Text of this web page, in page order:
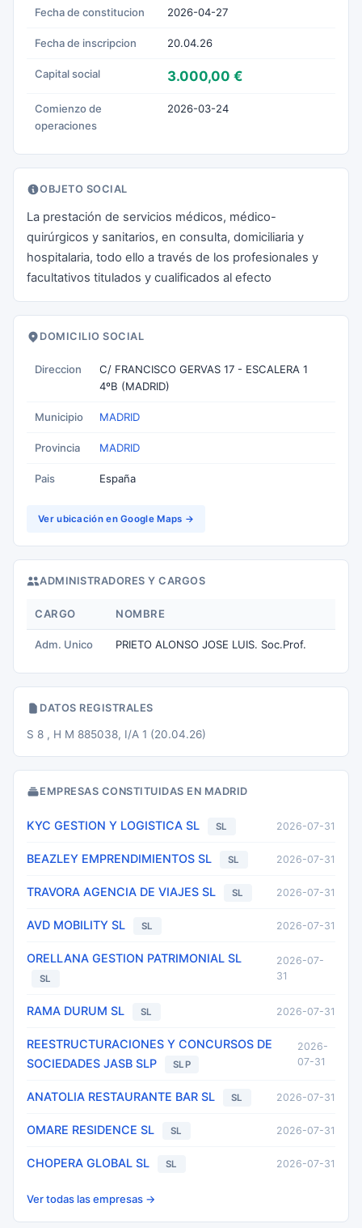
Fecha de constitucion 2026-04-27
Fecha de inscripcion 20.04.26
Capital social 3.000,00 €
Comienzo de
operaciones
2026-03-24
OBJETO SOCIAL
La prestación de servicios médicos, médico-
quirúrgicos y sanitarios, en consulta, domiciliaria y
hospitalaria, todo ello a través de los profesionales y
facultativos titulados y cualificados al efecto
DOMICILIO SOCIAL
Direccion
C/ FRANCISCO GERVAS 17 - ESCALERA 1
4ºB (MADRID)
Municipio MADRID
Provincia MADRID
Pais España
Ver ubicación en Google Maps →
ADMINISTRADORES Y CARGOS
CARGO NOMBRE
Adm. Unico PRIETO ALONSO JOSE LUIS. Soc.Prof.
DATOS REGISTRALES
S 8 , H M 885038, I/A 1 (20.04.26)
EMPRESAS CONSTITUIDAS EN MADRID
KYC GESTION Y LOGISTICA SL SL 2026-07-31
BEAZLEY EMPRENDIMIENTOS SL SL 2026-07-31
TRAVORA AGENCIA DE VIAJES SL SL 2026-07-31
AVD MOBILITY SL SL 2026-07-31
ORELLANA GESTION PATRIMONIAL SL
SL
2026-07-
31
RAMA DURUM SL SL 2026-07-31
REESTRUCTURACIONES Y CONCURSOS DE
SOCIEDADES JASB SLP
SLP
2026-
07-31
ANATOLIA RESTAURANTE BAR SL SL 2026-07-31
OMARE RESIDENCE SL SL 2026-07-31
CHOPERA GLOBAL SL SL 2026-07-31
Ver todas las empresas →